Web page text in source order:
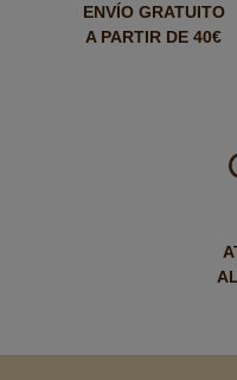
ENVÍO GRATUITO
A PARTIR DE 40€